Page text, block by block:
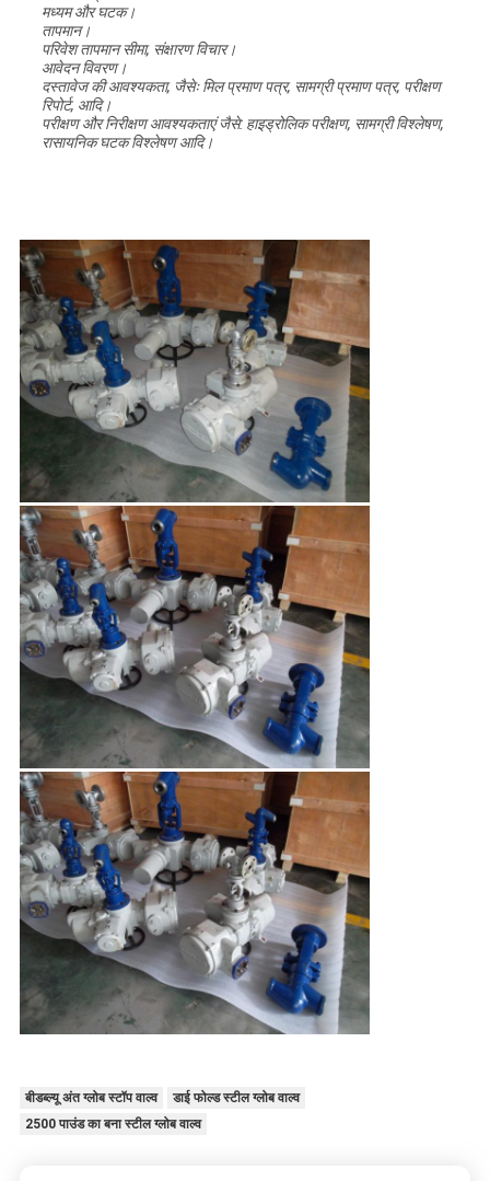
मध्यम और घटक।
तापमान।
परिवेश तापमान सीमा, संक्षारण विचार।
आवेदन विवरण।
दस्तावेज की आवश्यकता, जैसेः मिल प्रमाण पत्र, सामग्री प्रमाण पत्र, परीक्षण
रिपोर्ट, आदि।
परीक्षण और निरीक्षण आवश्यकताएं जैसे: हाइड्रोलिक परीक्षण, सामग्री विश्लेषण,
रासायनिक घटक विश्लेषण आदि।
बीडब्ल्यू अंत ग्लोब स्टॉप वाल्व
डाई फोल्ड स्टील ग्लोब वाल्व
2500 पाउंड का बना स्टील ग्लोब वाल्व